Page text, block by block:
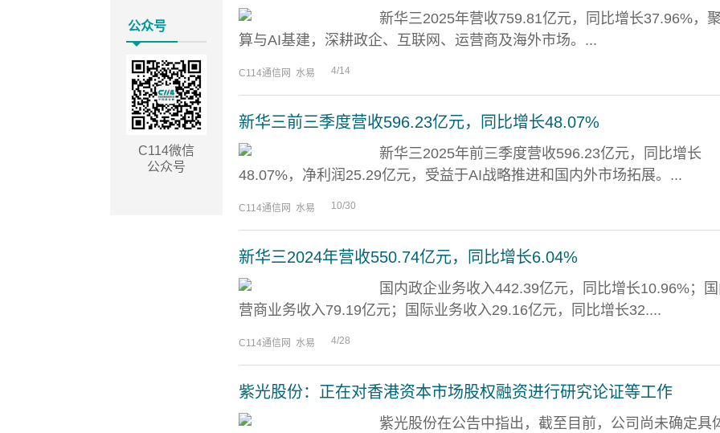
公众号
C114微信
公众号
新华三2025年营收759.81亿元，同比增长37.96%，
算与AI基建，深耕政企、互联网、运营商及海外市场。...
C114通信网 水易 4/14
新华三前三季度营收596.23亿元，同比增长48.07%
新华三2025年前三季度营收596.23亿元，同比增长
48.07%，净利润25.29亿元，受益于AI战略推进和国内外市场拓展。...
C114通信网 水易 10/30
新华三2024年营收550.74亿元，同比增长6.04%
国内政企业务收入442.39亿元，同比增长10.96%；
营商业务收入79.19亿元；国际业务收入29.16亿元，同比增长32....
C114通信网 水易 4/28
紫光股份：正在对香港资本市场股权融资进行研究论证等工作
紫光股份在公告中指出，截至目前，公司尚未确定具